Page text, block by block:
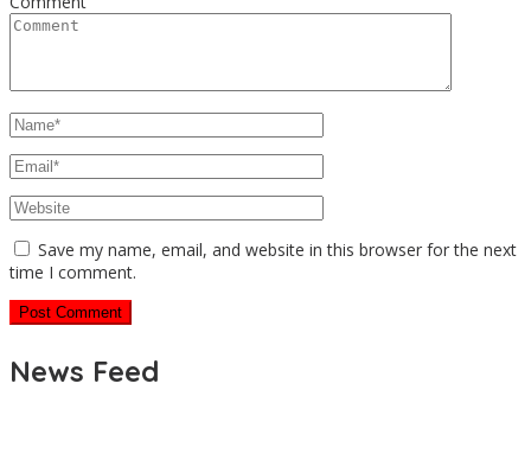
Save my name, email, and website in this browser for the next
time I comment.
News Feed